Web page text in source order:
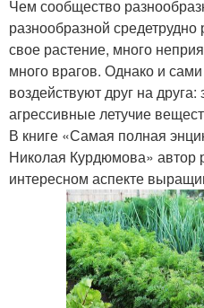
Чем сообщество
разнообразной
свое растение, много
много врагов. Однако и
воздействуют друг на
агрессивные летучие
В книге «Самая полная
Николая Курдюмова» автор
интересном аспекте